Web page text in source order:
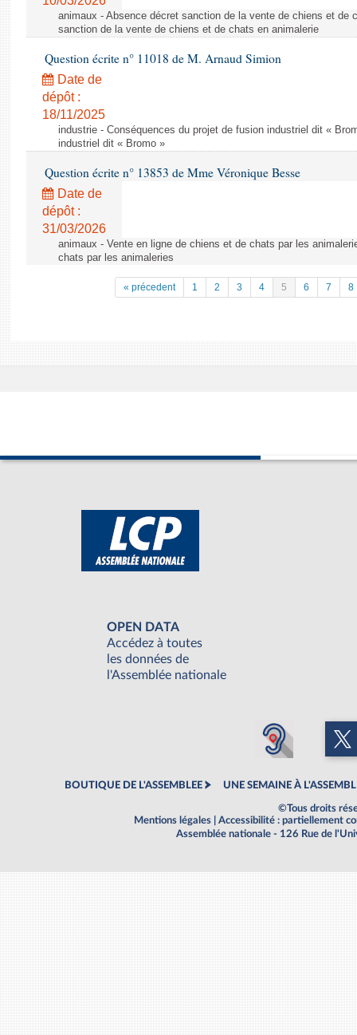
animaux - Absence décret sanction de la vente de chiens et de
sanction de la vente de chiens et de chats en animalerie
Question écrite n° 11018 de M. Arnaud Simion
Date de
dépôt :
18/11/2025
industrie - Conséquences du projet de fusion industriel dit «
industriel dit « Bromo »
Question écrite n° 13853 de Mme Véronique Besse
Date de
dépôt :
31/03/2026
animaux - Vente en ligne de chiens et de chats par les
chats par les animaleries
« précedent 1 2 3 4 5 6 7 8
OPEN DATA
Accédez à toutes
les données de
l'Assemblée nationale
BOUTIQUE DE L'ASSEMBLEE UNE SEMAINE À
©Tous droits
Mentions légales
Accessibilité : partiellement
Assemblée nationale - 126 Rue de